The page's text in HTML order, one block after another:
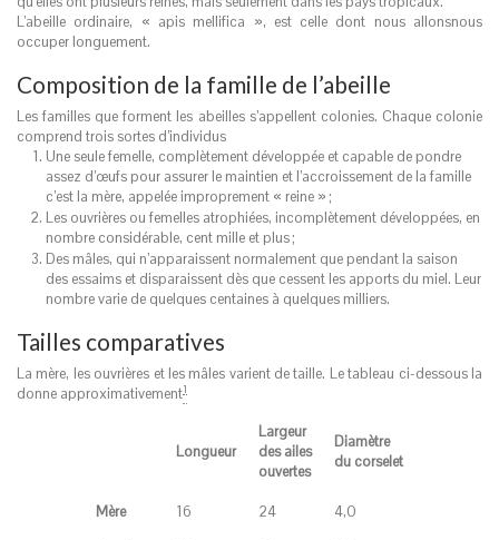
L’abeille ordinaire, « apis mellifica », est celle dont nous allonsnous
occuper longuement.
Composition de la famille de l’abeille
Les familles que forment les abeilles s’appellent colonies. Chaque colonie
comprend trois sortes d’individus
Une seule femelle, complètement développée et capable de pondre
assez d’œufs pour assurer le maintien et l’accroissement de la famille
c’est la mère, appelée improprement « reine » ;
Les ouvrières ou femelles atrophiées, incomplètement développées, en
nombre considérable, cent mille et plus;
Des mâles, qui n’apparaissent normalement que pendant la saison
des essaims et disparaissent dès que cessent les apports du miel. Leur
nombre varie de quelques centaines à quelques milliers.
Tailles comparatives
La mère, les ouvrières et les mâles varient de taille. Le tableau ci-dessous la
donne approximativement1
Longueur
Largeur
des ailes
ouvertes
Diamètre
du corselet
Mère 16 24 4,0